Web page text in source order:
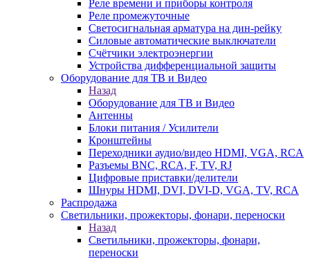
Реле времени и приборы контроля
Реле промежуточные
Светосигнальная арматура на дин-рейку
Силовые автоматические выключатели
Счётчики электроэнергии
Устройства дифференциальной защиты
Оборудование для ТВ и Видео
Назад
Оборудование для ТВ и Видео
Антенны
Блоки питания / Усилители
Кронштейны
Переходники аудио/видео HDMI, VGA, RCA
Разъемы BNС, RCA, F, TV, RJ
Цифровые приставки/делители
Шнуры HDMI, DVI, DVI-D, VGA, TV, RCA
Распродажа
Светильники, прожекторы, фонари, переноски
Назад
Светильники, прожекторы, фонари,
переноски